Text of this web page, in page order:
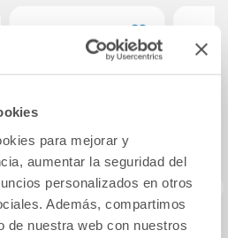
para mejorar y
aumentar la seguridad del
personalizados en otros
Además, compartimos
de nuestra web con nuestros